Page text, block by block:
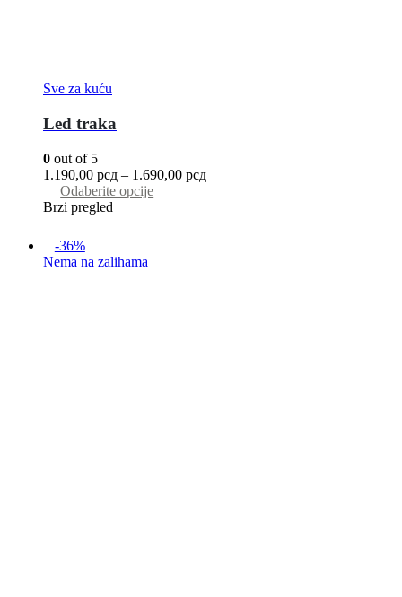
Sve za kuću
Led traka
0 out of 5
1.190,00 рсд – 1.690,00 рсд
Odaberite opcije
Brzi pregled
-36%
Nema na zalihama